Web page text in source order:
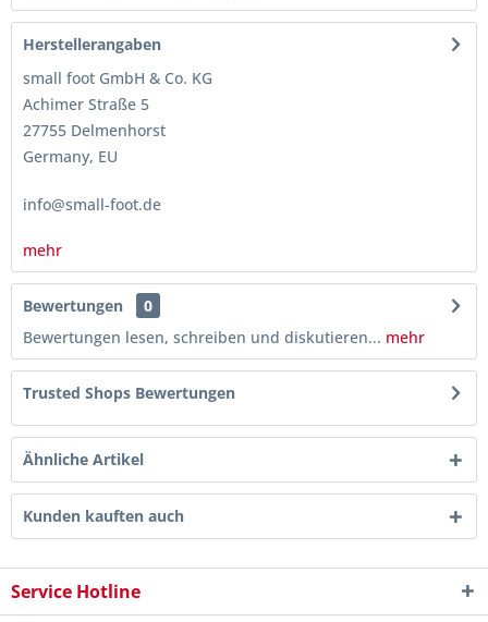
Herstellerangaben
small foot GmbH & Co. KG
Achimer Straße 5
27755 Delmenhorst
Germany, EU
info@small-foot.de
mehr
Bewertungen
0
Bewertungen lesen, schreiben und diskutieren... mehr
Trusted Shops Bewertungen
Ähnliche Artikel
Kunden kauften auch
Service Hotline